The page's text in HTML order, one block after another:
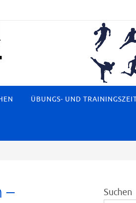
ÜBUNGS- UND
–
Suchen